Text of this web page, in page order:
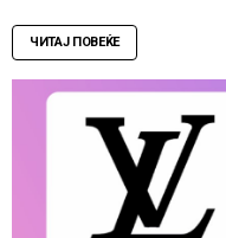
ЧИТАЈ ПОВЕЌЕ